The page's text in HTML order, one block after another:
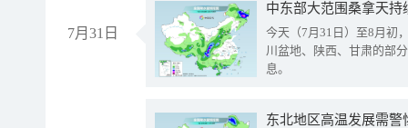
7月31日
中东部大范围桑拿天
今天（7月31日）至8月初
川盆地、陕西、甘肃的部
息。
东北地区高温发展需